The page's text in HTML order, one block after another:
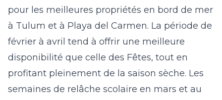
pour les meilleures propriétés en bord de mer
à Tulum et à Playa del Carmen. La période de
février à avril tend à offrir une meilleure
disponibilité que celle des Fêtes, tout en
profitant pleinement de la saison sèche. Les
semaines de relâche scolaire en mars et au